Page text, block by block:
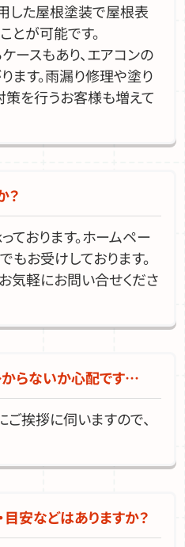
した屋根塗装で屋根表
とが可能です。
スもあり、エアコンの
ます。雨漏り修理や塗り
策を行うお客様も増えて
？
ております。ホームペー
もお受けしております。
気軽にお問い合せくださ
らないか心配です…
挨拶に伺いますので、
安などはありますか？